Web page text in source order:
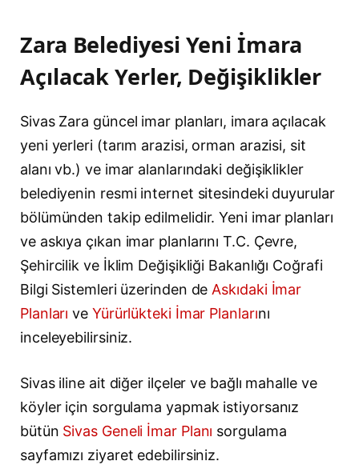
Zara Belediyesi Yeni İmara
Açılacak Yerler, Değişiklikler
Sivas Zara güncel imar planları, imara açılacak
yeni yerleri (tarım arazisi, orman arazisi, sit
alanı vb.) ve imar alanlarındaki değişiklikler
belediyenin resmi internet sitesindeki duyurular
bölümünden takip edilmelidir. Yeni imar planları
ve askıya çıkan imar planlarını T.C. Çevre,
Şehircilik ve İklim Değişikliği Bakanlığı Coğrafi
Bilgi Sistemleri üzerinden de Askıdaki İmar
Planları ve Yürürlükteki İmar Planlarını
inceleyebilirsiniz.
Sivas iline ait diğer ilçeler ve bağlı mahalle ve
köyler için sorgulama yapmak istiyorsanız
bütün Sivas Geneli İmar Planı sorgulama
sayfamızı ziyaret edebilirsiniz.